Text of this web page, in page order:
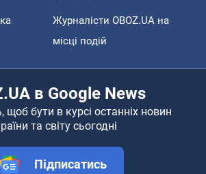
Журналісти OBOZ.UA на
місці подій
в Google News
щоб бути в курсі останніх новин
та світу сьогодні
Підписатись